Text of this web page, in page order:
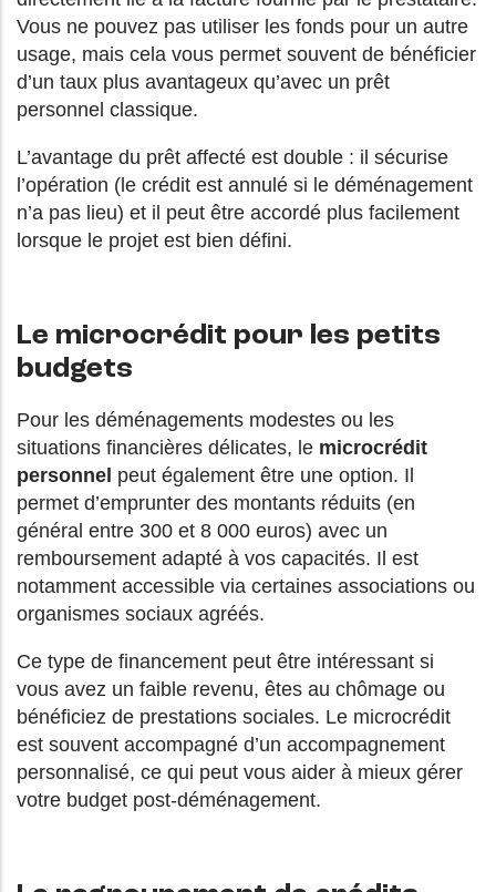
Vous ne pouvez pas utiliser les fonds pour un autre
usage, mais cela vous permet souvent de bénéficier
d’un taux plus avantageux qu’avec un prêt
personnel classique.
L’avantage du prêt affecté est double : il sécurise
l’opération (le crédit est annulé si le déménagement
n’a pas lieu) et il peut être accordé plus facilement
lorsque le projet est bien défini.
Le microcrédit pour les petits
budgets
Pour les déménagements modestes ou les
situations financières délicates, le microcrédit
personnel peut également être une option. Il
permet d’emprunter des montants réduits (en
général entre 300 et 8 000 euros) avec un
remboursement adapté à vos capacités. Il est
notamment accessible via certaines associations ou
organismes sociaux agréés.
Ce type de financement peut être intéressant si
vous avez un faible revenu, êtes au chômage ou
bénéficiez de prestations sociales. Le microcrédit
est souvent accompagné d’un accompagnement
personnalisé, ce qui peut vous aider à mieux gérer
votre budget post-déménagement.